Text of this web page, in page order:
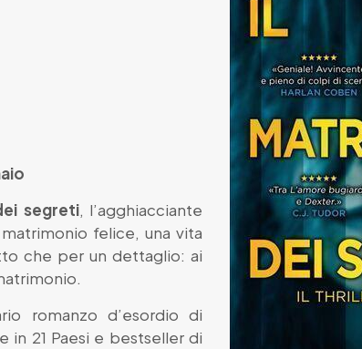
segreti, l’agghiacciante
felice, una vita
che per un dettaglio: ai
romanzo d’esordio di
in 21 Paesi e bestseller di